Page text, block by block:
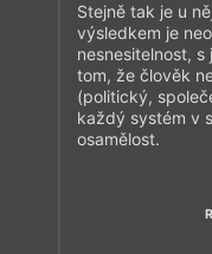
Stejně tak je u
výsledkem je
nesnesitelnost,
tom, že člověk
(politický,
každý systém v
osamělost.